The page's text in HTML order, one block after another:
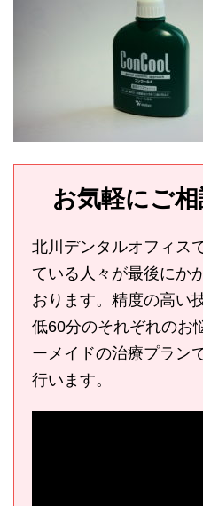
お気軽にご相
北川デンタルオフィス
ている人々が最後にか
おります。精度の高い
低60分のそれぞれのお
ーメイドの治療プラン
行います。